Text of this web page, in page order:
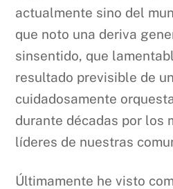
actualmente sino del
que noto una deriva
sinsentido, que
resultado previsible de
cuidadosamente
durante décadas por los
líderes de nuestras
Últimamente he visto